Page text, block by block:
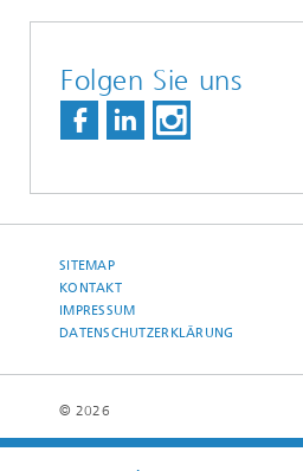
Folgen Sie uns
SITEMAP
KONTAKT
IMPRESSUM
DATENSCHUTZERKLÄRUNG
© 2026